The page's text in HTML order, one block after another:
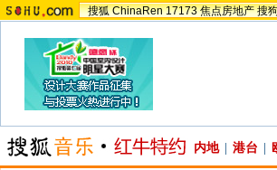
搜狐 ChinaRen 17173 焦点房地产 搜
内地 港台